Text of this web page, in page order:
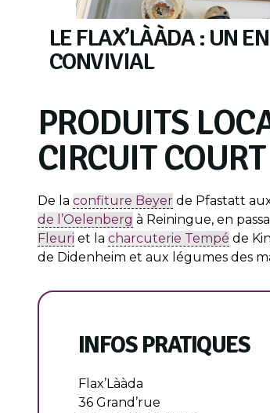
LE FLAX’LÀÀDA : UN
CONVIVIAL
PRODUITS
CIRCUIT COURT
De la confiture Beyerde Pfastatt
de l’Oelenberg à Reiningue, en
Fleuri et la charcuterie Tempé de
de Didenheim et aux légumes des
INFOS PRATIQUES
Flax’Lààda
36 Grand’rue